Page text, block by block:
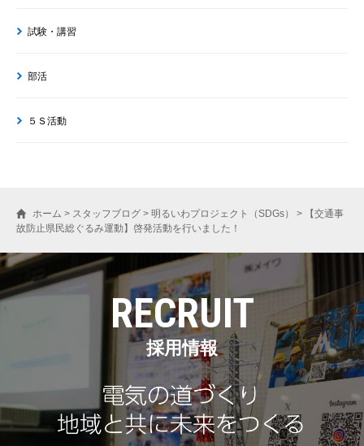
試験・講習
部活
５Ｓ活動
ホーム > スタッフブログ > 明るいわプロジェクト（SDGs） >
【交通事
故防止県民総ぐるみ運動】啓発活動を行いました！
RECRUIT
採用情報